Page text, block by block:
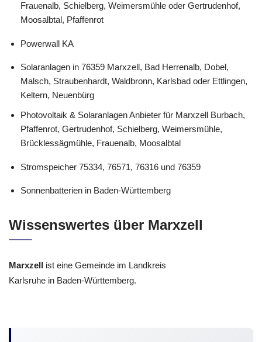
Frauenalb, Schielberg, Weimersmühle oder Gertrudenhof,
Moosalbtal, Pfaffenrot
Powerwall KA
Solaranlagen in 76359 Marxzell, Bad Herrenalb, Dobel,
Malsch, Straubenhardt, Waldbronn, Karlsbad oder Ettlingen,
Keltern, Neuenbürg
Photovoltaik & Solaranlagen Anbieter für Marxzell Burbach,
Pfaffenrot, Gertrudenhof, Schielberg, Weimersmühle,
Brücklessägmühle, Frauenalb, Moosalbtal
Stromspeicher 75334, 76571, 76316 und 76359
Sonnenbatterien in Baden-Württemberg
Wissenswertes über Marxzell
Marxzell ist eine Gemeinde im Landkreis
Karlsruhe in Baden-Württemberg.